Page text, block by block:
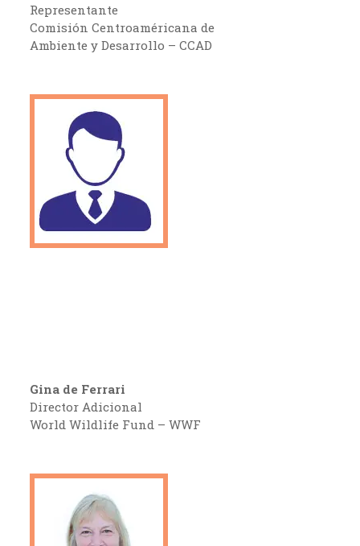
Representante
Comisión Centroaméricana de
Ambiente y Desarrollo – CCAD
Gina de Ferrari
Director Adicional
World Wildlife Fund – WWF